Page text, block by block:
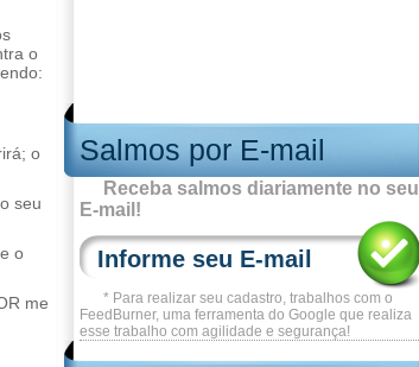
Salmos por E-mail
Receba salmos diariamente no seu
E-mail!
* Para realizar seu cadastro, trabalhos com o
FeedBurner, uma ferramenta do Google que realiza
esse trabalho com agilidade e segurança!
o
o
seu
o
me